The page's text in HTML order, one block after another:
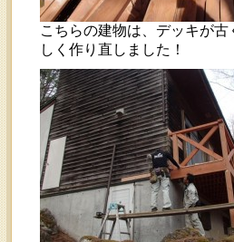
こちらの建物は、デッキが
しく作り直しました！